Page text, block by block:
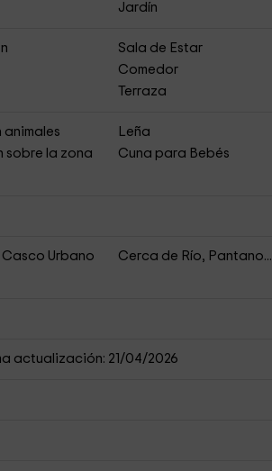
Jardín
Sala de Estar
Comedor
Terraza
animales
Leña
sobre la zona
Cuna para Bebés
Urbano
Cerca de Río, Pantano...
actualización: 21/04/2026